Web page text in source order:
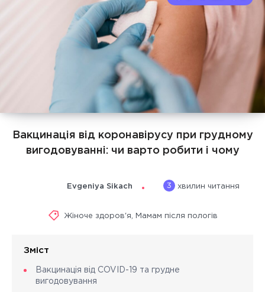
Вакцинація від коронавірусу при грудному
вигодовуванні: чи варто робити і чому
Evgeniya Sikach 3 хвилин читання
Жіноче здоров'я Мамам після пологів
Зміст
Вакцинація від COVID-19 та грудне
вигодовування